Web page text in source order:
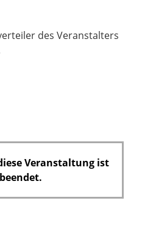
des Veranstalters
Veranstaltung ist